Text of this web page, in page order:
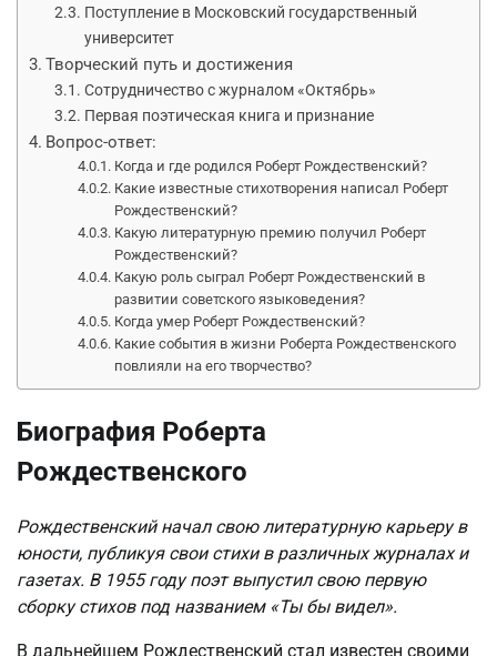
Поступление в Московский государственный
университет
Творческий путь и достижения
Сотрудничество с журналом «Октябрь»
Первая поэтическая книга и признание
Вопрос-ответ:
Когда и где родился Роберт Рождественский?
Какие известные стихотворения написал Роберт
Рождественский?
Какую литературную премию получил Роберт
Рождественский?
Какую роль сыграл Роберт Рождественский в
развитии советского языковедения?
Когда умер Роберт Рождественский?
Какие события в жизни Роберта Рождественского
повлияли на его творчество?
Биография Роберта
Рождественского
Рождественский начал свою литературную карьеру в
юности, публикуя свои стихи в различных журналах и
газетах. В 1955 году поэт выпустил свою первую
сборку стихов под названием «Ты бы видел».
В дальнейшем Рождественский стал известен своими